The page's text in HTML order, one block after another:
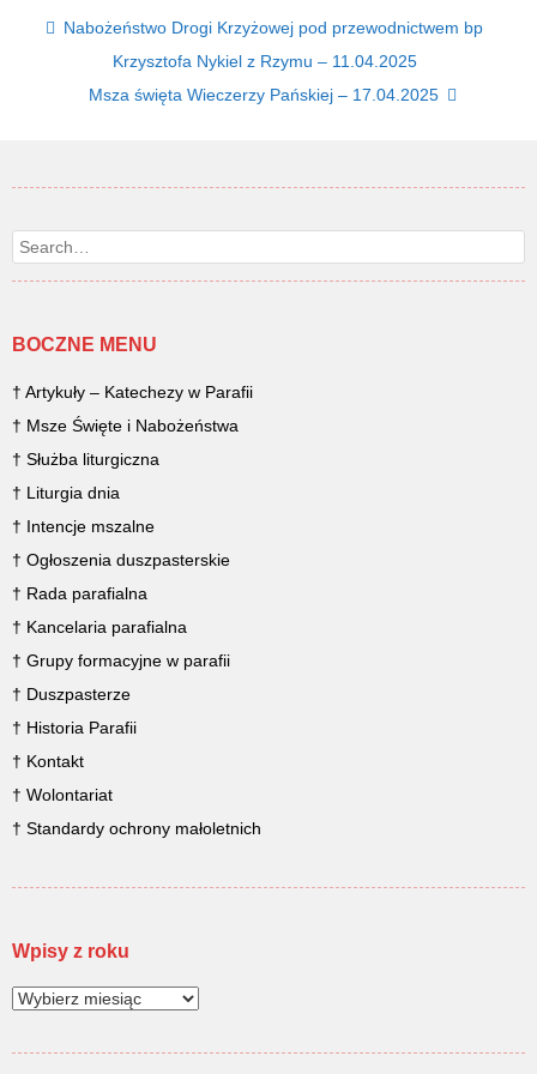
Post navigation
Nabożeństwo Drogi Krzyżowej pod przewodnictwem bp
Krzysztofa Nykiel z Rzymu – 11.04.2025
Msza święta Wieczerzy Pańskiej – 17.04.2025
Search
BOCZNE MENU
† Artykuły – Katechezy w Parafii
† Msze Święte i Nabożeństwa
† Służba liturgiczna
† Liturgia dnia
† Intencje mszalne
† Ogłoszenia duszpasterskie
† Rada parafialna
† Kancelaria parafialna
† Grupy formacyjne w parafii
† Duszpasterze
† Historia Parafii
† Kontakt
† Wolontariat
† Standardy ochrony małoletnich
Wpisy z roku